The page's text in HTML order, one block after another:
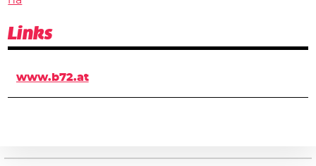
Links
www.b72.at